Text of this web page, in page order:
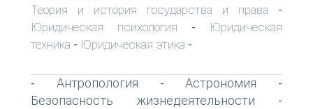
Теория и история государства и права -
Юридическая психология -
Юридическая
техника - Юридическая этика -
- Антропология -Астрономия -
Безопасность жизнедеятельности -